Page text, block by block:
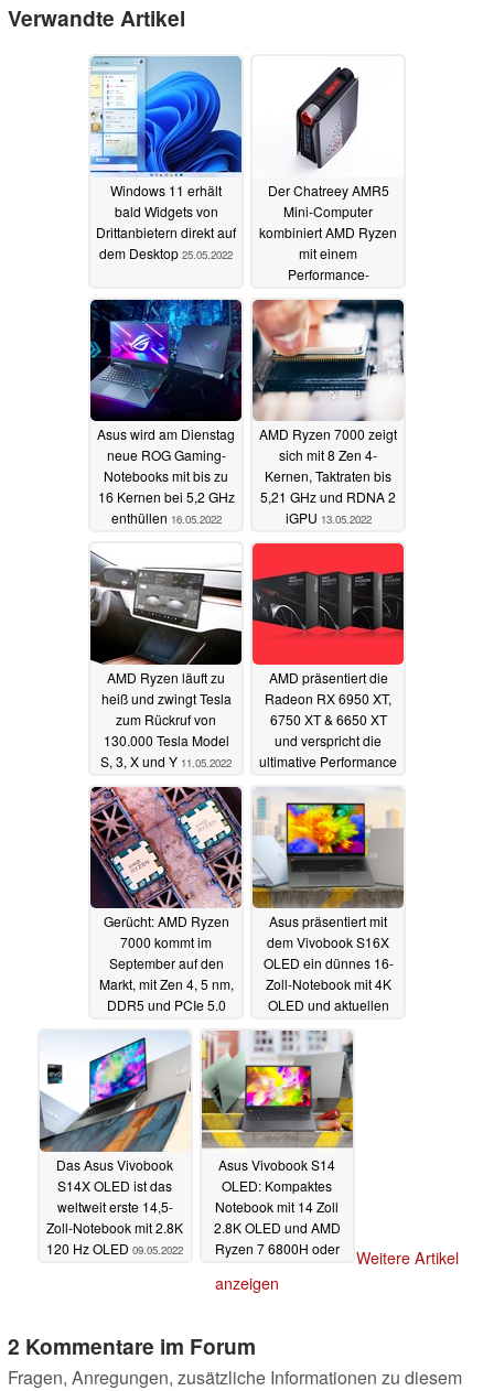
Verwandte Artikel
Windows 11 erhält
bald Widgets von
Drittanbietern direkt auf
dem Desktop 25.05.2022
Der Chatreey AMR5
Mini-Computer
kombiniert AMD Ryzen
mit einem
Performance-
17.05.2022
Asus wird am Dienstag
neue ROG Gaming-
Notebooks mit bis zu
16 Kernen bei 5,2 GHz
enthüllen 16.05.2022
AMD Ryzen 7000 zeigt
sich mit 8 Zen 4-
Kernen, Taktraten bis
5,21 GHz und RDNA 2
iGPU 13.05.2022
AMD Ryzen läuft zu
heiß und zwingt Tesla
zum Rückruf von
130.000 Tesla Model
S, 3, X und Y 11.05.2022
AMD präsentiert die
Radeon RX 6950 XT,
6750 XT & 6650 XT
und verspricht die
ultimative Performance
10.05.2022
Gerücht: AMD Ryzen
7000 kommt im
September auf den
Markt, mit Zen 4, 5 nm,
DDR5 und PCIe 5.0
10.05.2022
Asus präsentiert mit
dem Vivobook S16X
OLED ein dünnes 16-
Zoll-Notebook mit 4K
OLED und aktuellen
09.05.2022
Das Asus Vivobook
S14X OLED ist das
weltweit erste 14,5-
Zoll-Notebook mit 2.8K
120 Hz OLED 09.05.2022
Asus Vivobook S14
OLED: Kompaktes
Notebook mit 14 Zoll
2.8K OLED und AMD
Ryzen 7 6800H oder
09.05.2022
Weitere Artikel
anzeigen
2 Kommentare im Forum
Fragen, Anregungen, zusätzliche Informationen zu diesem